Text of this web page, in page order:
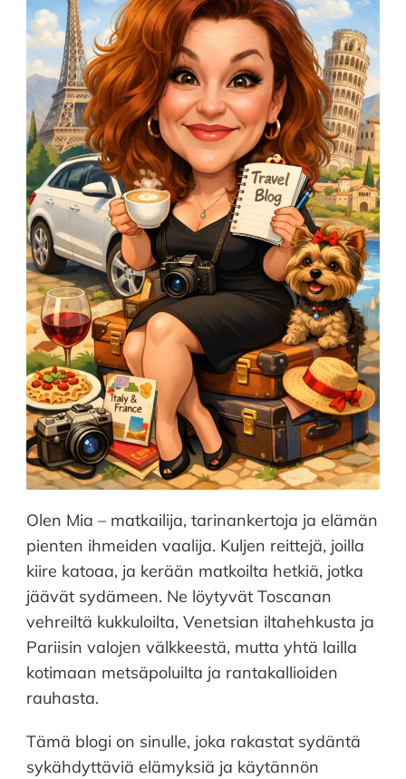
Olen Mia – matkailija, tarinankertoja ja elämän
pienten ihmeiden vaalija. Kuljen reittejä, joilla
kiire katoaa, ja kerään matkoilta hetkiä, jotka
jäävät sydämeen. Ne löytyvät Toscanan
vehreiltä kukkuloilta, Venetsian iltahehkusta ja
Pariisin valojen välkkeestä, mutta yhtä lailla
kotimaan metsäpoluilta ja rantakallioiden
rauhasta.
Tämä blogi on sinulle, joka rakastat sydäntä
sykähdyttäviä elämyksiä ja käytännön